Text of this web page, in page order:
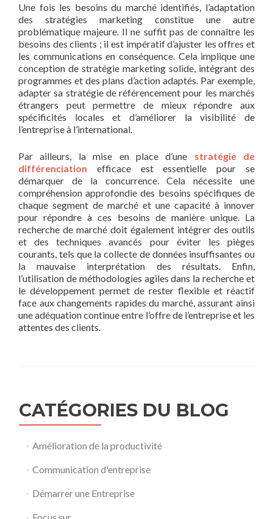
Une fois les besoins du marché identifiés, l’adaptation
des stratégies marketing constitue une autre
problématique majeure. Il ne suffit pas de connaître les
besoins des clients ; il est impératif d’ajuster les offres et
les communications en conséquence. Cela implique une
conception de stratégie marketing solide, intégrant des
programmes et des plans d’action adaptés. Par exemple,
adapter sa stratégie de référencement pour les marchés
étrangers peut permettre de mieux répondre aux
spécificités locales et d’améliorer la visibilité de
l’entreprise à l’international.
Par ailleurs, la mise en place d’une stratégie de
différenciation efficace est essentielle pour se
démarquer de la concurrence. Cela nécessite une
compréhension approfondie des besoins spécifiques de
chaque segment de marché et une capacité à innover
pour répondre à ces besoins de manière unique. La
recherche de marché doit également intégrer des outils
et des techniques avancés pour éviter les pièges
courants, tels que la collecte de données insuffisantes ou
la mauvaise interprétation des résultats. Enfin,
l’utilisation de méthodologies agiles dans la recherche et
le développement permet de rester flexible et réactif
face aux changements rapides du marché, assurant ainsi
une adéquation continue entre l’offre de l’entreprise et les
attentes des clients.
CATÉGORIES DU BLOG
Amélioration de la productivité
Communication d'entreprise
Démarrer une Entreprise